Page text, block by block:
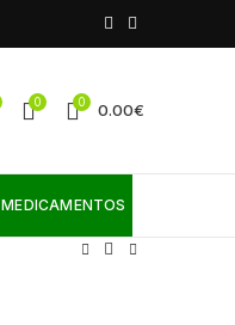
0 0 0.00€
MEDICAMENTOS